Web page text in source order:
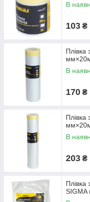
В
103 ₴
Плівка
В
170 ₴
Плівка
В
203 ₴
Плівка
SIGMA